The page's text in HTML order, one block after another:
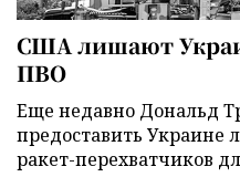
США лишают
ПВО
Еще недавно Дональд
предоставить Украине
ракет-перехватчиков